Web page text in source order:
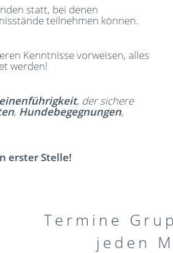
statt, bei denen
teilnehmen können.
Kenntnisse vorweisen, alles
werden!
, der sichere
, Hundebegegnungen,
erster Stelle!
Termine
jeden